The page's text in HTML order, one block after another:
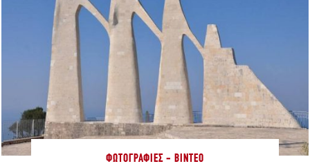
ΦΩΤΟΓΡΑΦΊΕΣ - ΒΊΝΤΕΟ